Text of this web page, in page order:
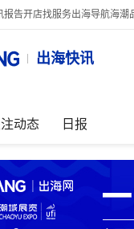
报告开店找服务出海导航海潮
出海快讯
动态 日报